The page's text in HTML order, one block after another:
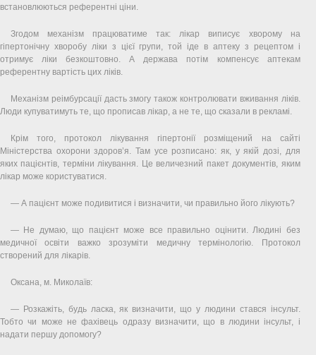
встановлюються референтні ціни.
Згодом механізм працюватиме так: лікар виписує хворому на
гіпертонічну хворобу ліки з цієї групи, той іде в аптеку з рецептом і
отримує ліки безкоштовно. А держава потім компенсує аптекам
референтну вартість цих ліків.
Механізм реімбурсації дасть змогу також контролювати вживання ліків.
Люди купуватимуть те, що прописав лікар, а не те, що сказали в рекламі.
Крім того, протокол лікування гіпертонії розміщений на сайті
Міністерства охорони здоров’я. Там усе розписано: як, у якій дозі, для
яких пацієнтів, терміни лікування. Це величезний пакет документів, яким
лікар може користуватися.
— А пацієнт може подивитися і визначити, чи правильно його лікують?
— Не думаю, що пацієнт може все правильно оцінити. Людині без
медичної освіти важко зрозуміти медичну термінологію. Протокол
створений для лікарів.
Оксана, м. Миколаїв:
— Розкажіть, будь ласка, як визначити, що у людини стався інсульт.
Тобто чи може не фахівець одразу визначити, що в людини інсульт, і
надати першу допомогу?